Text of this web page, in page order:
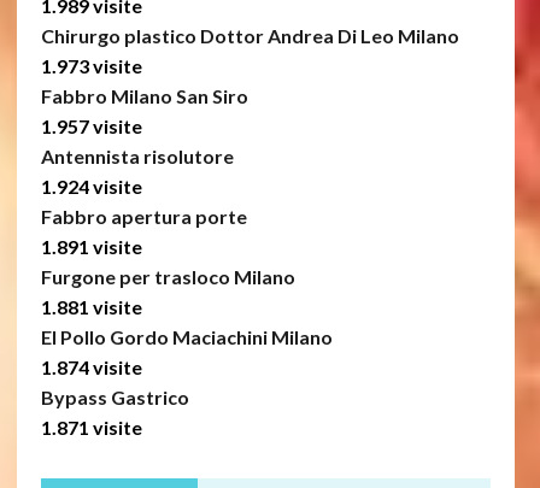
1.989 visite
Chirurgo plastico Dottor Andrea Di Leo Milano
1.973 visite
Fabbro Milano San Siro
1.957 visite
Antennista risolutore
1.924 visite
Fabbro apertura porte
1.891 visite
Furgone per trasloco Milano
1.881 visite
El Pollo Gordo Maciachini Milano
1.874 visite
Bypass Gastrico
1.871 visite